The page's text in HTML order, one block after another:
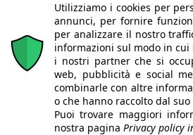
Chi siamo Autori Per la tua
newsletter
Utilizziamo i cookies per
annunci, per fornire
per analizzare il nostro
informazioni sul modo in
i nostri partner che si
web, pubblicità e social
combinarle con altre
o che hanno raccolto dal
Puoi trovare maggiori
nostra pagina Privacy policy